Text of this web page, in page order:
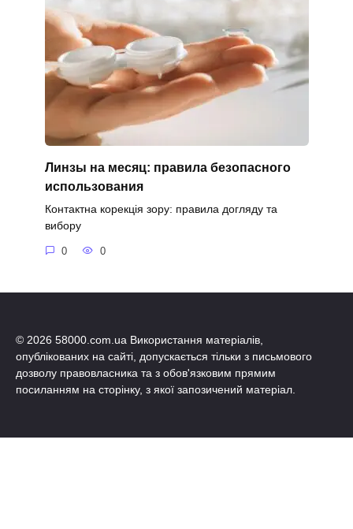
Линзы на месяц: правила безопасного
использования
Контактна корекція зору: правила догляду та
вибору
0 0
© 2026 58000.com.ua Використання матеріалів,
опублікованих на сайті, допускається тільки з письмового
дозволу правовласника та з обов'язковим прямим
посиланням на сторінку, з якої запозичений матеріал.